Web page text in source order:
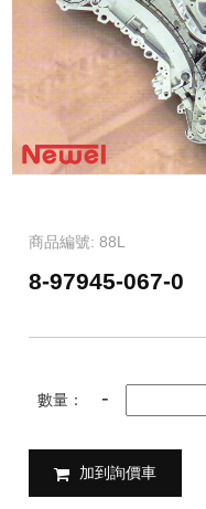
商品編號: 88L
8-97945-067-0
數量：
加到詢價車